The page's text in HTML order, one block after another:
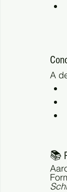
A
📚